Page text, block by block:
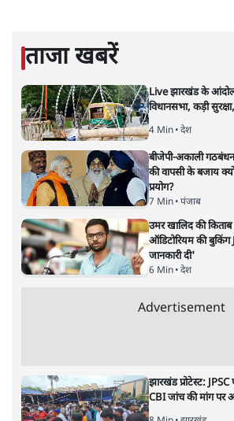
सोमदत्त शर्मा
सोमदत्त शर्माकी और स्टोरी पढ़ें
कितनी हिंदुत्ववादी रही
विश्लेषण| प्रेम कुमार| 24 JUN, 2022
एकनाथ शिंदे और बागी विधायकों की ओर से